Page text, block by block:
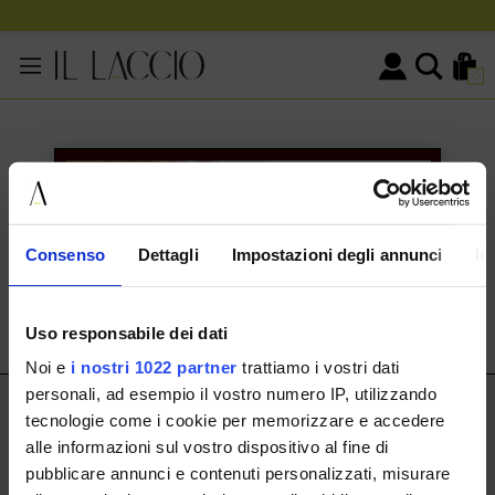
Consenso Dettagli Impostazioni degli annunci
Uso responsabile dei dati
Noi e i nostri 1022 partner trattiamo i vostri dati
personali, ad esempio il vostro numero IP, utilizzando
tecnologie come i cookie per memorizzare e accedere
alle informazioni sul vostro dispositivo al fine di
pubblicare annunci e contenuti personalizzati, misurare
0
KONTAKTINFORMATIONEN
Via Cassala 20 25126 Brescia
+393291008001
IL LACCIO
IL LACCIO